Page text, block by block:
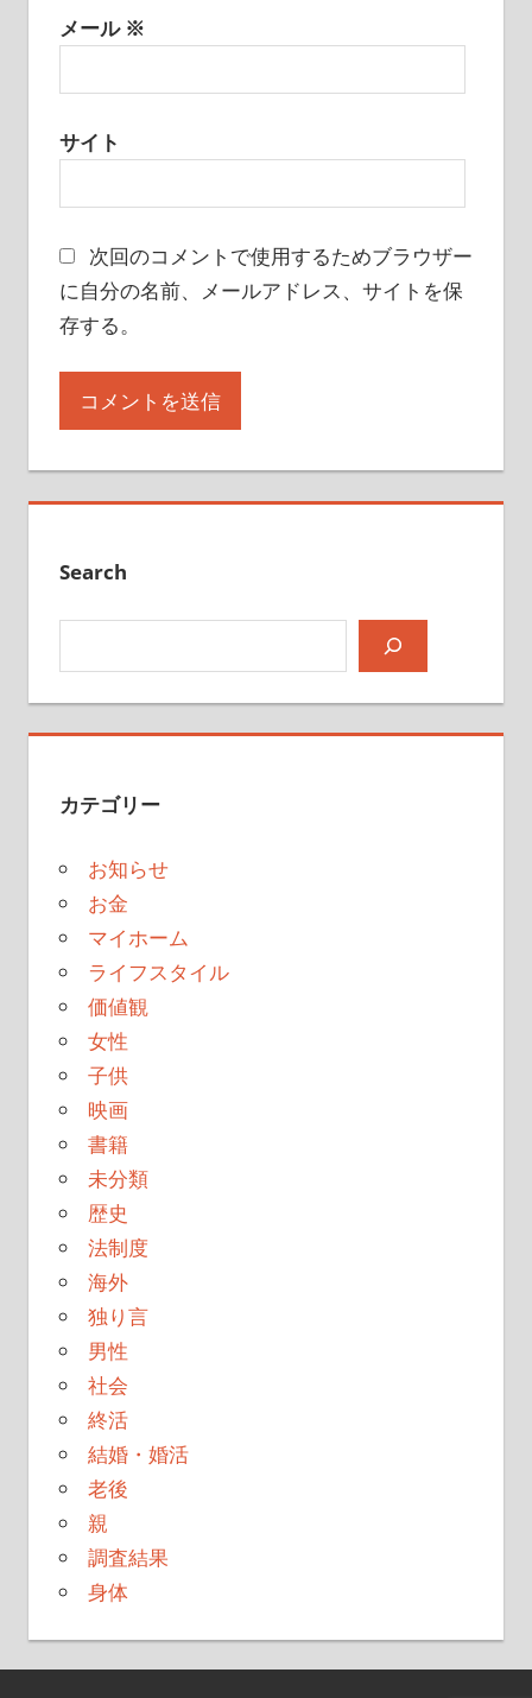
メール ※
サイト
次回のコメントで使用するためブラウザー
に自分の名前、メールアドレス、サイトを保
存する。
Search
カテゴリー
お知らせ
お金
マイホーム
ライフスタイル
価値観
女性
子供
映画
書籍
未分類
歴史
法制度
海外
独り言
男性
社会
終活
結婚・婚活
老後
親
調査結果
身体